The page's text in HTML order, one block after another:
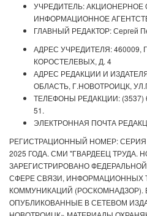
УЧРЕДИТЕЛЬ:
ИНФОРМАЦИОННОЕ
ГЛАВНЫЙ РЕДАКТОР: Сергей
АДРЕС УЧРЕДИТЕЛЯ: 460009,
КОРОСТЕЛЕВЫХ, Д. 4
АДРЕС РЕДАКЦИИ И
ОБЛАСТЬ, Г.НОВОТРОИЦК,
ТЕЛЕФОНЫ РЕДАКЦИИ: (3537)
51.
ЭЛЕКТРОННАЯ ПОЧТА
РЕГИСТРАЦИОННЫЙ НОМЕР: СЕРИЯ
2025 ГОДА. СМИ "ГВАРДЕЕЦ ТРУДА.
ЗАРЕГИСТРИРОВАНО
СФЕРЕ СВЯЗИ, ИНФОРМАЦИОННЫХ
КОММУНИКАЦИЙ (РОСКОМНАДЗОР).
ОПУБЛИКОВАННЫЕ В СЕТЕВОМ